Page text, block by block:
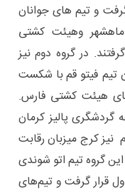
و تیم های جوانان
وهیئت کشتی
در گروه دوم نیز
تیم فیتو قم با شکست
هیئت کشتی فارس.
پالیز کرمان
نیز کرج میزبان رقابت
گروه تیم اتو شوندی
قرار گرفت و تیم‌های